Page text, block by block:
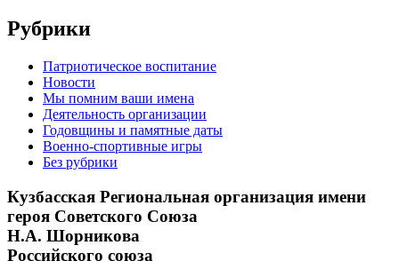
Рубрики
Патриотическое воспитание
Новости
Мы помним ваши имена
Деятельность организации
Годовщины и памятные даты
Военно-спортивные игры
Без рубрики
Кузбасская Региональная организация имени
героя Советского Союза
Н.А. Шорникова
Российского союза